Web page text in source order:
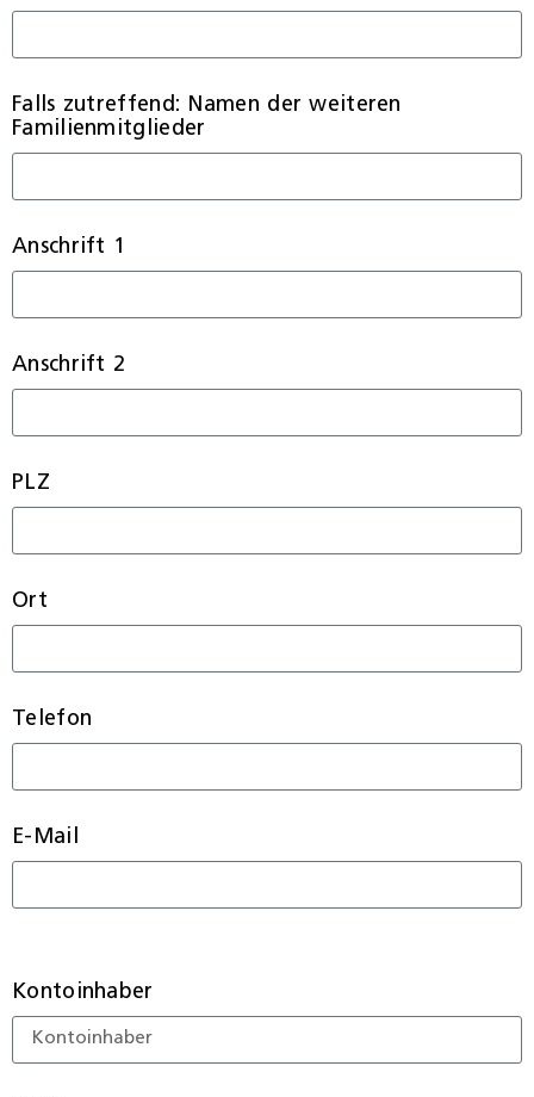
Falls zutreffend: Namen der weiteren
Familienmitglieder
Anschrift 1
Anschrift 2
PLZ
Ort
Telefon
E-Mail
Kontoinhaber